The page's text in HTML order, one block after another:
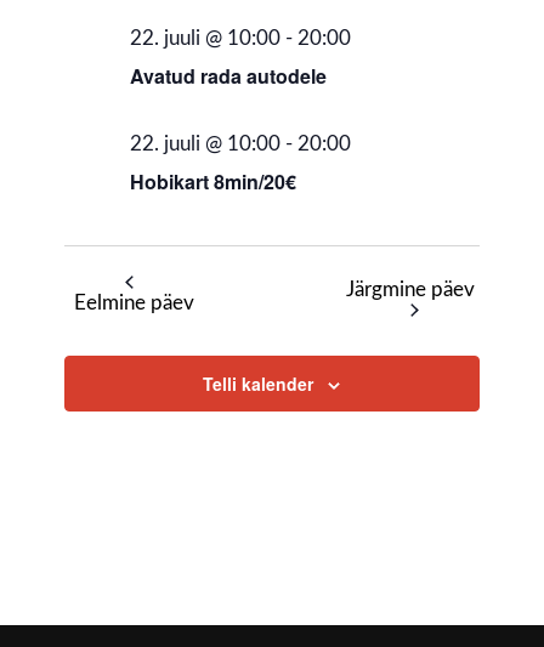
22. juuli @ 10:00 - 20:00
Avatud rada autodele
22. juuli @ 10:00 - 20:00
Hobikart 8min/20€
Eelmine päev
Järgmine päev
Telli kalender